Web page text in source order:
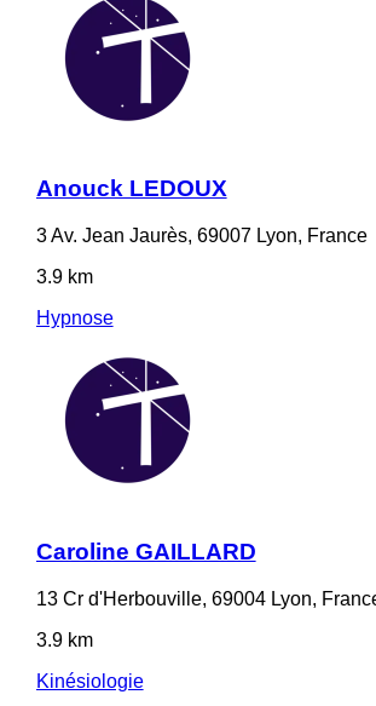
Anouck LEDOUX
3 Av. Jean Jaurès, 69007 Lyon, France
3.9 km
Hypnose
Caroline GAILLARD
13 Cr d'Herbouville, 69004 Lyon,
3.9 km
Kinésiologie